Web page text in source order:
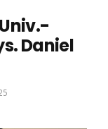
Daniel